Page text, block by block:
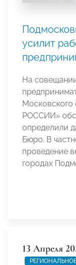
усилит
На
РОССИИ»
определили
Бюро. В
проведение
городах
13 Апреля